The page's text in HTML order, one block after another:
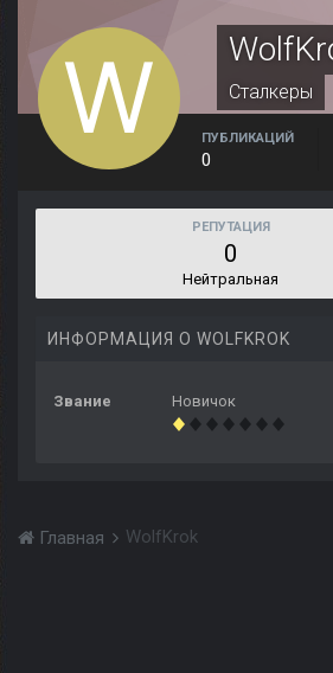
Сталкеры
ПУБЛИКАЦИЙ
0
РЕПУТАЦИЯ
0
Нейтральная
ИНФОРМАЦИЯ О WOLFKROK
Звание Новичок
Главная WolfKrok